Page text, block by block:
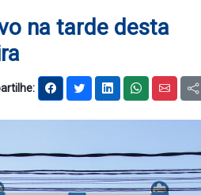
na tarde desta